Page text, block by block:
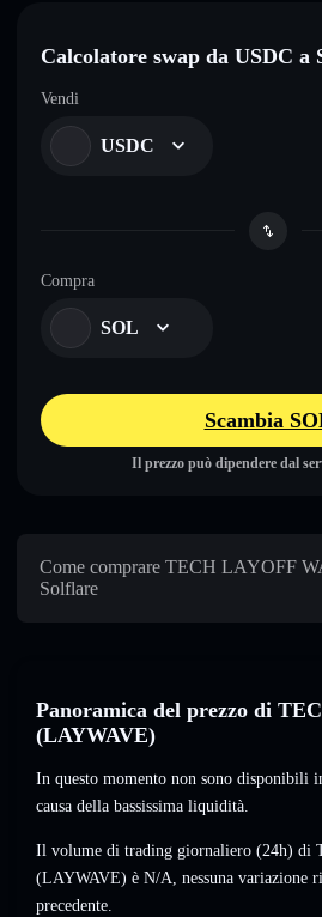
Calcolatore swap da USDC a
Vendi
USDC
Compra
SOL
Scambia
Il prezzo può dipendere dal
Come comprare TECH LAYOFF
Solflare
Panoramica del prezzo di
(LAYWAVE)
In questo momento non sono disponibili
causa della bassissima liquidità.
Il volume di trading giornaliero (24h) di
(LAYWAVE) è N/A, nessuna variazione
precedente.